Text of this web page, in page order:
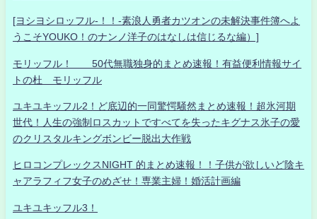
[ヨシヨシロッフル-！！-素浪人勇者カツオンの未解決事件簿へよ
うこそYOUKO！のナンノ洋子のはなしは信じるな編）]
モリッフル！ 50代無職独身的まとめ速報！有益便利情報サイ
トの杜 モリッフル
ユキユキッフル2！ど底辺的一同驚愕騒然まとめ速報！超氷河期
世代！人生の強制ロスカットですべてを失ったキグナス氷子の愛
のクリスタルキングボンビー脱出大作戦
ヒロコンプレックスNIGHT 的まとめ速報！！子供が欲しいど陰キ
ャアラフィフ女子のめざせ！専業主婦！婚活計画編
ユキユキッフル3！